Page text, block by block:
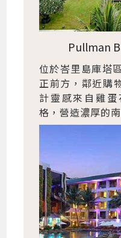
Pullman
位於峇里島庫塔
正前方，鄰近購
計靈感來自雞
格，營造濃厚的